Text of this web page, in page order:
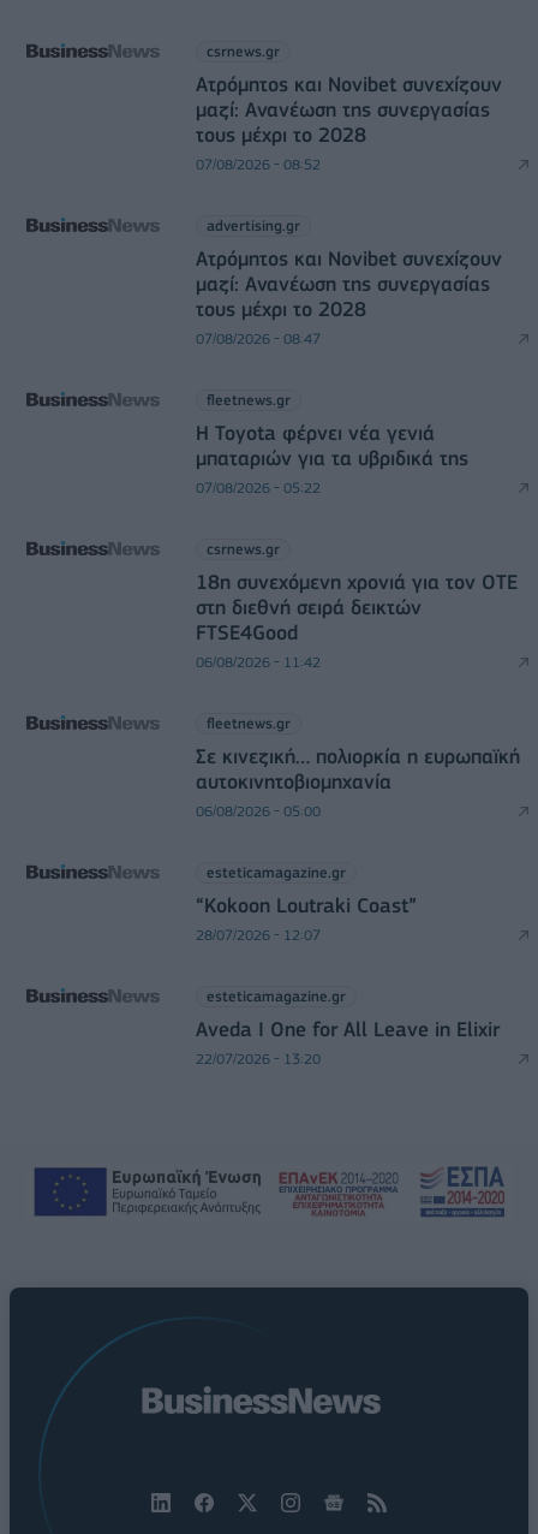
csrnews.gr
Ατρόμητος και Novibet συνεχίζουν
μαζί: Ανανέωση της συνεργασίας
τους μέχρι το 2028
07/08/2026 - 08:52
advertising.gr
Ατρόμητος και Novibet συνεχίζουν
μαζί: Ανανέωση της συνεργασίας
τους μέχρι το 2028
07/08/2026 - 08:47
fleetnews.gr
Η Toyota φέρνει νέα γενιά
μπαταριών για τα υβριδικά της
07/08/2026 - 05:22
csrnews.gr
18η συνεχόμενη χρονιά για τον ΟΤΕ
στη διεθνή σειρά δεικτών
FTSE4Good
06/08/2026 - 11:42
fleetnews.gr
Σε κινεζική… πολιορκία η ευρωπαϊκή
αυτοκινητοβιομηχανία
06/08/2026 - 05:00
esteticamagazine.gr
“Kokoon Loutraki Coast”
28/07/2026 - 12:07
esteticamagazine.gr
Aveda I One for All Leave in Elixir
22/07/2026 - 13:20